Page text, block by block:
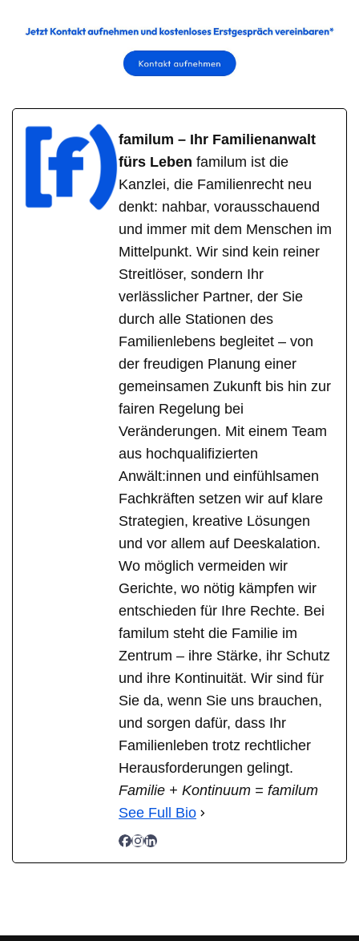
familum – Ihr Familienanwalt
fürs Leben familum ist die
Kanzlei, die Familienrecht neu
denkt: nahbar, vorausschauend
und immer mit dem Menschen im
Mittelpunkt. Wir sind kein reiner
Streitlöser, sondern Ihr
verlässlicher Partner, der Sie
durch alle Stationen des
Familienlebens begleitet – von
der freudigen Planung einer
gemeinsamen Zukunft bis hin zur
fairen Regelung bei
Veränderungen. Mit einem Team
aus hochqualifizierten
Anwält:innen und einfühlsamen
Fachkräften setzen wir auf klare
Strategien, kreative Lösungen
und vor allem auf Deeskalation.
Wo möglich vermeiden wir
Gerichte, wo nötig kämpfen wir
entschieden für Ihre Rechte. Bei
familum steht die Familie im
Zentrum – ihre Stärke, ihr Schutz
und ihre Kontinuität. Wir sind für
Sie da, wenn Sie uns brauchen,
und sorgen dafür, dass Ihr
Familienleben trotz rechtlicher
Herausforderungen gelingt.
Familie + Kontinuum = familum
See Full Bio